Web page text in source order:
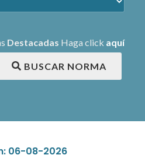
Destacadas Haga click aquí
BUSCAR NORMA
06-08-2026